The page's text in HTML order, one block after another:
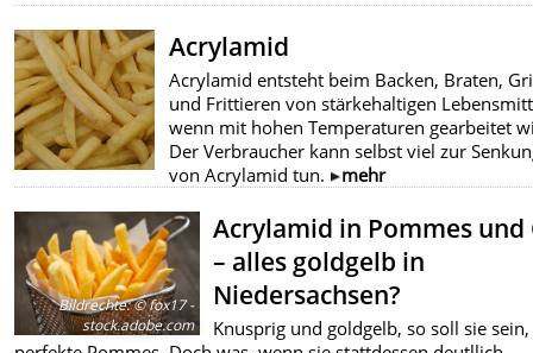
Acrylamid
Acrylamid entsteht beim Backen, Braten,
und Frittieren von stärkehaltigen
wenn mit hohen Temperaturen gearbeitet
Der Verbraucher kann selbst viel zur
von Acrylamid tun.
mehr
Bildrechte:© fox17 -
stock.adobe.com
Acrylamid in Pommes und
– alles goldgelb in
Niedersachsen?
Knusprig und goldgelb, so soll sie